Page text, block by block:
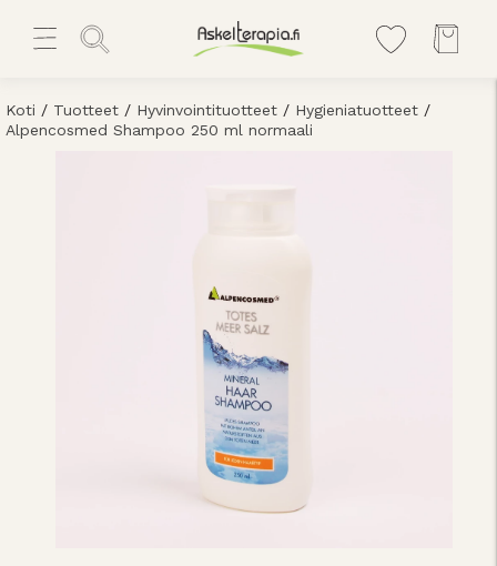
Koti / Tuotteet / Hyvinvointituotteet / Hygieniatuotteet /
Alpencosmed Shampoo 250 ml normaali